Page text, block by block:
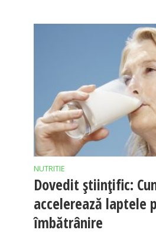
NUTRITIE
Dovedit științific:
accelerează laptele
îmbătrânire